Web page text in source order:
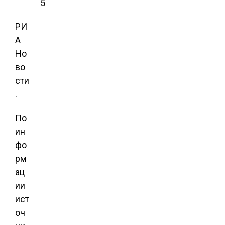
5
РИ
А
Но
во
сти
.
По
ин
фо
рм
ац
ии
ист
оч